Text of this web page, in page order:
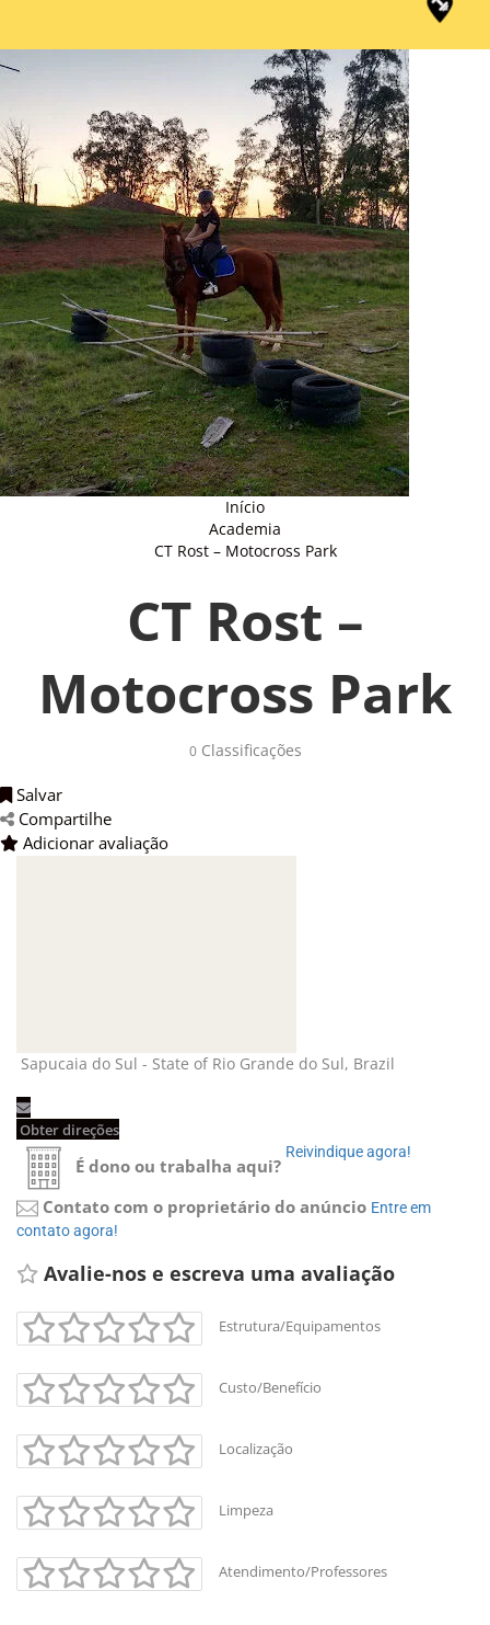
Início
Academia
CT Rost – Motocross Park
CT Rost –
Motocross Park
0Classificações
Salvar
Compartilhe
Adicionar avaliação
Sapucaia do Sul - State of Rio Grande do Sul, Brazil
Obter direções
É dono ou trabalha aqui?
Reivindique agora!
Contato com o proprietário do anúncio Entre em
contato agora!
Avalie-nos e escreva uma avaliação
Estrutura/Equipamentos
Custo/Benefício
Localização
Limpeza
Atendimento/Professores